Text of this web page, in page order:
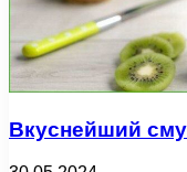
Вкуснейший